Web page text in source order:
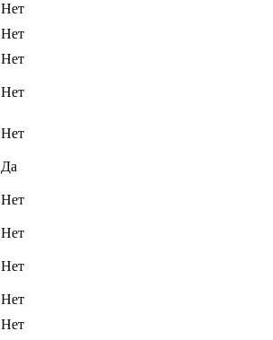
Нет
Нет
Нет
Нет
Нет
Да
Нет
Нет
Нет
Нет
Нет